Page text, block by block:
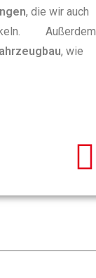
, die wir auch
Außerdem
, wie